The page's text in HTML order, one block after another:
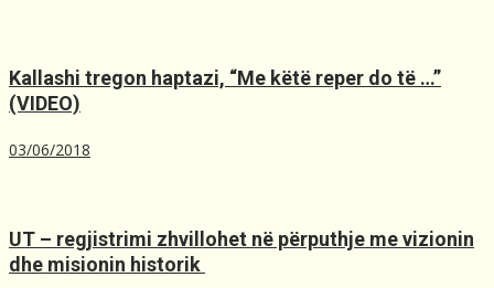
Kallashi tregon haptazi, “Me kёtё reper do tё …”
(VIDEO)
03/06/2018
UT – regjistrimi zhvillohet në përputhje me vizionin
dhe misionin historik ️